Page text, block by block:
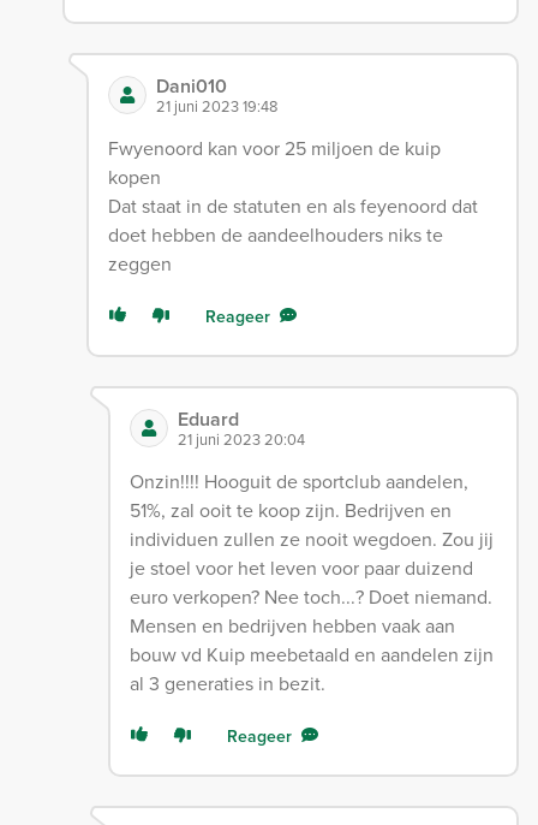
Dani010
21 juni 2023 19:48
Fwyenoord kan voor 25 miljoen de kuip
kopen
Dat staat in de statuten en als feyenoord dat
doet hebben de aandeelhouders niks te
zeggen
Reageer
Eduard
21 juni 2023 20:04
Onzin!!!! Hooguit de sportclub aandelen,
51%, zal ooit te koop zijn. Bedrijven en
individuen zullen ze nooit wegdoen. Zou jij
je stoel voor het leven voor paar duizend
euro verkopen? Nee toch...? Doet niemand.
Mensen en bedrijven hebben vaak aan
bouw vd Kuip meebetaald en aandelen zijn
al 3 generaties in bezit.
Reageer